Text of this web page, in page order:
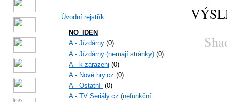
Úvodní rejstřík
NO_IDEN
A - Jízdárny (0)
A - Jízdárny (nemají stránky) (0)
A - k zarazeni (0)
A - Nové hry.cz (0)
A - Ostatní (0)
A - TV Seriály.cz (nefunkční